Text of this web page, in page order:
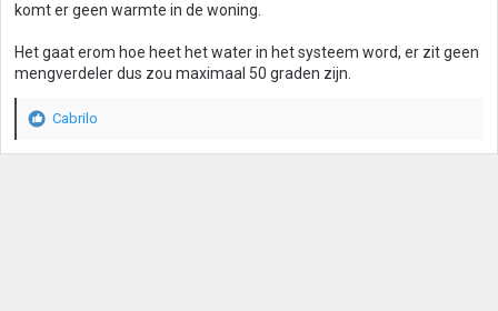
komt er geen warmte in de woning.
Het gaat erom hoe heet het water in het systeem word, er zit geen
mengverdeler dus zou maximaal 50 graden zijn.
W
Cabrilo